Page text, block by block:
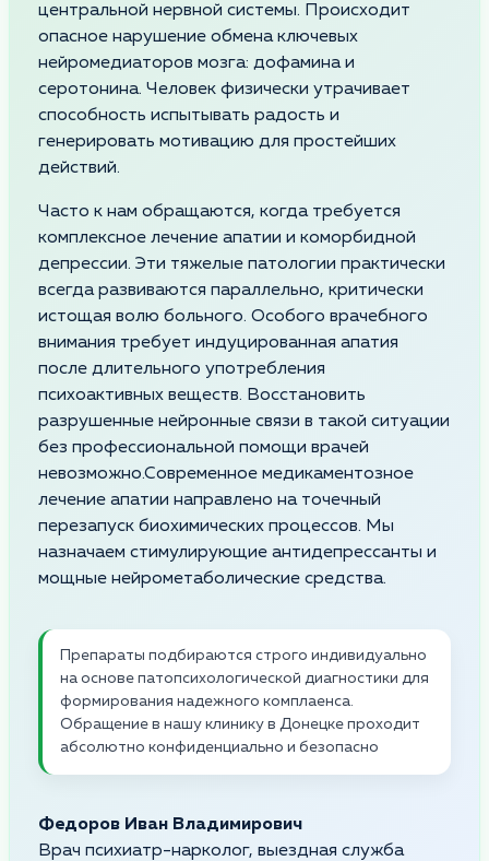
центральной нервной системы. Происходит
опасное нарушение обмена ключевых
нейромедиаторов мозга: дофамина и
серотонина. Человек физически утрачивает
способность испытывать радость и
генерировать мотивацию для простейших
действий.
Часто к нам обращаются, когда требуется
комплексное лечение апатии и коморбидной
депрессии. Эти тяжелые патологии практически
всегда развиваются параллельно, критически
истощая волю больного. Особого врачебного
внимания требует индуцированная апатия
после длительного употребления
психоактивных веществ. Восстановить
разрушенные нейронные связи в такой ситуации
без профессиональной помощи врачей
невозможно.Современное медикаментозное
лечение апатии направлено на точечный
перезапуск биохимических процессов. Мы
назначаем стимулирующие антидепрессанты и
мощные нейрометаболические средства.
Препараты подбираются строго индивидуально
на основе патопсихологической диагностики для
формирования надежного комплаенса.
Обращение в нашу клинику в Донецке проходит
абсолютно конфиденциально и безопасно
Федоров Иван Владимирович
Врач психиатр-нарколог, выездная служба